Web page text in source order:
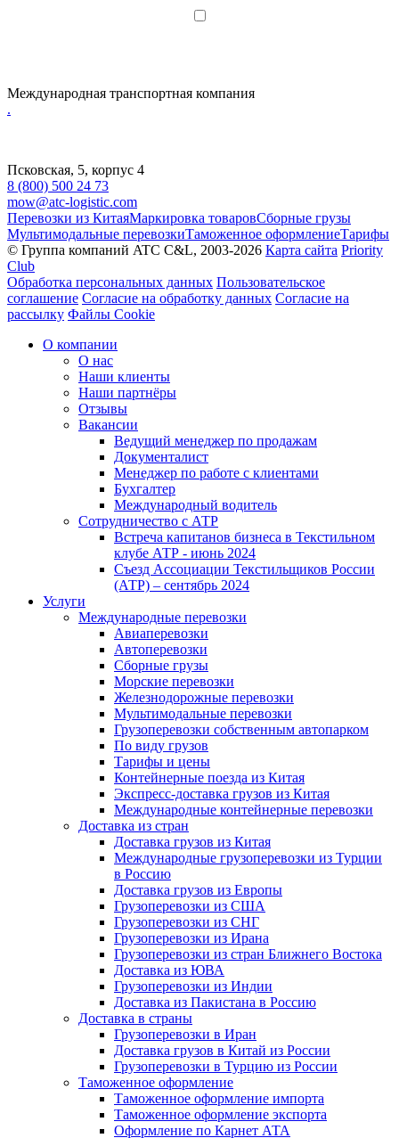
Международная транспортная компания
.
Псковская, 5, корпус 4
8 (800) 500 24 73
mow@atc-logistic.com
Перевозки из КитаяМаркировка товаровСборные грузы
Мультимодальные перевозкиТаможенное оформлениеТарифы
© Группа компаний ATC C&L, 2003-2026 Карта сайта Priority
Club
Обработка персональных данных Пользовательское
соглашение Согласие на обработку данных Согласие на
рассылку Файлы Cookie
О компании
О нас
Наши клиенты
Наши партнёры
Отзывы
Вакансии
Ведущий менеджер по продажам
Документалист
Менеджер по работе с клиентами
Бухгалтер
Международный водитель
Сотрудничество с АТР
Встреча капитанов бизнеса в Текстильном
клубе АТР - июнь 2024
Съезд Ассоциации Текстильщиков России
(АТР) – сентябрь 2024
Услуги
Международные перевозки
Авиаперевозки
Автоперевозки
Сборные грузы
Морские перевозки
Железнодорожные перевозки
Мультимодальные перевозки
Грузоперевозки собственным автопарком
По виду грузов
Тарифы и цены
Контейнерные поезда из Китая
Экспресс-доставка грузов из Китая
Международные контейнерные перевозки
Доставка из стран
Доставка грузов из Китая
Международные грузоперевозки из Турции
в Россию
Доставка грузов из Европы
Грузоперевозки из США
Грузоперевозки из СНГ
Грузоперевозки из Ирана
Грузоперевозки из стран Ближнего Востока
Доставка из ЮВА
Грузоперевозки из Индии
Доставка из Пакистана в Россию
Доставка в страны
Грузоперевозки в Иран
Доставка грузов в Китай из России
Грузоперевозки в Турцию из России
Таможенное оформление
Таможенное оформление импорта
Таможенное оформление экспорта
Оформление по Карнет АТА